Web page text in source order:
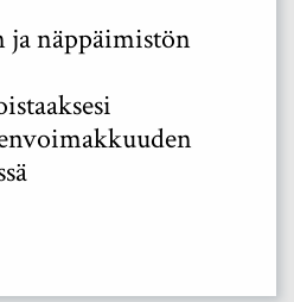
ja näppäimistön